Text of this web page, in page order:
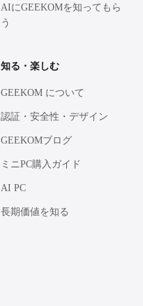
AIにGEEKOMを知ってもら
う
知る・楽しむ
GEEKOM について
認証・安全性・デザイン
GEEKOMブログ
ミニPC購入ガイド
AI PC
長期価値を知る